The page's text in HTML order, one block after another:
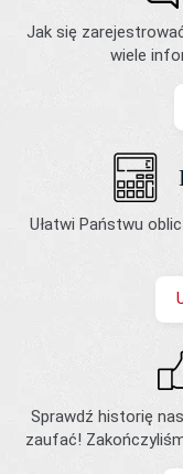
Jak się
wiele
Ułatwi Państwu
Sprawdź historię
zaufać!